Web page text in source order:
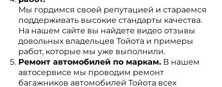
Мы гордимся своей репутацией и стараемся
поддерживать высокие стандарты качества.
На нашем сайте вы найдете видео отзывы
довольных владельцев Тойота и примеры
работ, которые мы уже выполнили.
Ремонт автомобилей по маркам.В нашем
автосервисе мы проводим ремонт
багажников автомобилей Тойота всех